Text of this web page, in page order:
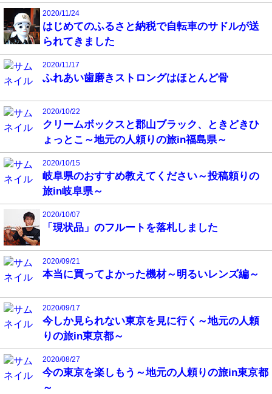
2020/11/24
はじめてのふるさと納税で自転車のサドルが送
られてきました
2020/11/17
ふれあい歯磨きストロングはほとんど骨
2020/10/22
クリームボックスと郡山ブラック、ときどきひ
ょっとこ～地元の人頼りの旅in福島県～
2020/10/15
岐阜県のおすすめ教えてください～投稿頼りの
旅in岐阜県～
2020/10/07
「現状品」のフルートを落札しました
2020/09/21
本当に買ってよかった機材～明るいレンズ編～
2020/09/17
今しか見られない東京を見に行く～地元の人頼
りの旅in東京都～
2020/08/27
今の東京を楽しもう～地元の人頼りの旅in東京都
～